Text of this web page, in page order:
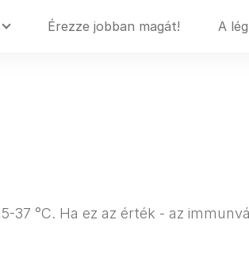
Érezze jobban magát! A
37 °C. Ha ez az érték - az